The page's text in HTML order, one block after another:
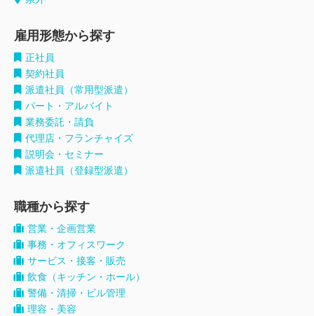
雇用形態から探す
正社員
契約社員
派遣社員（常用型派遣）
パート・アルバイト
業務委託・請負
代理店・フランチャイズ
説明会・セミナー
派遣社員（登録型派遣）
職種から探す
営業・企画営業
事務・オフィスワーク
サービス・接客・販売
飲食（キッチン・ホール）
警備・清掃・ビル管理
理容・美容